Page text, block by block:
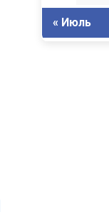
« Июль